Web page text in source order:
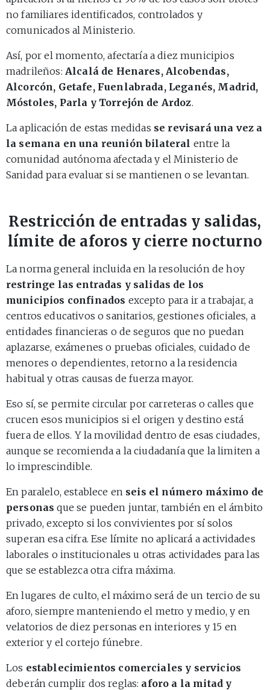
no familiares identificados, controlados y
comunicados al Ministerio.
Así, por el momento, afectaría a diez municipios
madrileños: Alcalá de Henares, Alcobendas,
Alcorcón, Getafe, Fuenlabrada, Leganés, Madrid,
Móstoles, Parla y Torrejón de Ardoz.
La aplicación de estas medidas se revisará una vez a
la semana en una reunión bilateral entre la
comunidad autónoma afectada y el Ministerio de
Sanidad para evaluar si se mantienen o se levantan.
Restricción de entradas y salidas,
límite de aforos y cierre nocturno
La norma general incluida en la resolución de hoy
restringe las entradas y salidas de los
municipios confinados excepto para ir a trabajar, a
centros educativos o sanitarios, gestiones oficiales, a
entidades financieras o de seguros que no puedan
aplazarse, exámenes o pruebas oficiales, cuidado de
menores o dependientes, retorno a la residencia
habitual y otras causas de fuerza mayor.
Eso sí, se permite circular por carreteras o calles que
crucen esos municipios si el origen y destino está
fuera de ellos. Y la movilidad dentro de esas ciudades,
aunque se recomienda a la ciudadanía que la limiten a
lo imprescindible.
En paralelo, establece en seis el número máximo de
personas que se pueden juntar, también en el ámbito
privado, excepto si los convivientes por sí solos
superan esa cifra. Ese límite no aplicará a actividades
laborales o institucionales u otras actividades para las
que se establezca otra cifra máxima.
En lugares de culto, el máximo será de un tercio de su
aforo, siempre manteniendo el metro y medio, y en
velatorios de diez personas en interiores y 15 en
exterior y el cortejo fúnebre.
Los establecimientos comerciales y servicios
deberán cumplir dos reglas: aforo a la mitad y